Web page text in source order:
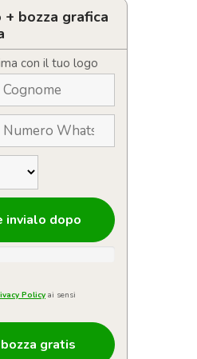
bozza grafica
con il tuo logo
invialo dopo
Policy ai sensi